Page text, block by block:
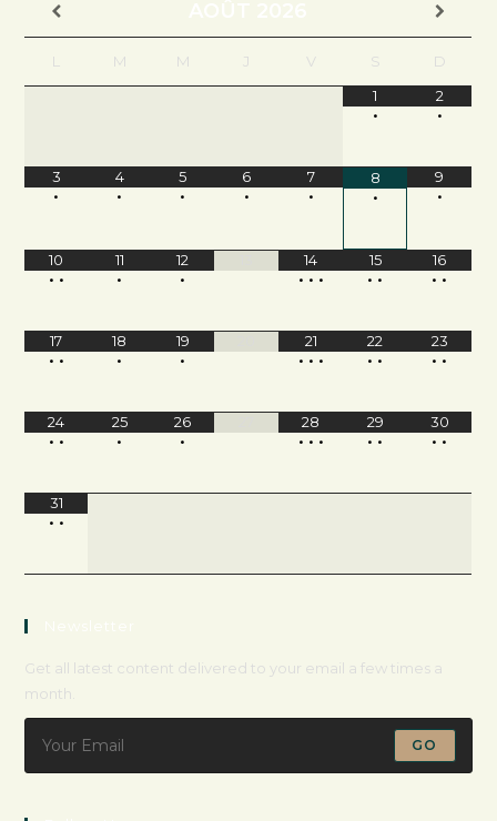
L M M J V S
D
1
•
2
•
3
•
4
•
5
•
6
•
7
•
8
•
9
•
10
• •
11
•
12
•
14
• • •
15
• •
16
• •
17
• •
18
•
19
•
21
• • •
22
• •
23
• •
24
• •
25
•
26
•
28
• • •
29
• •
30
• •
31
• •
Get all latest content delivered to your email a few times a
month.
GO